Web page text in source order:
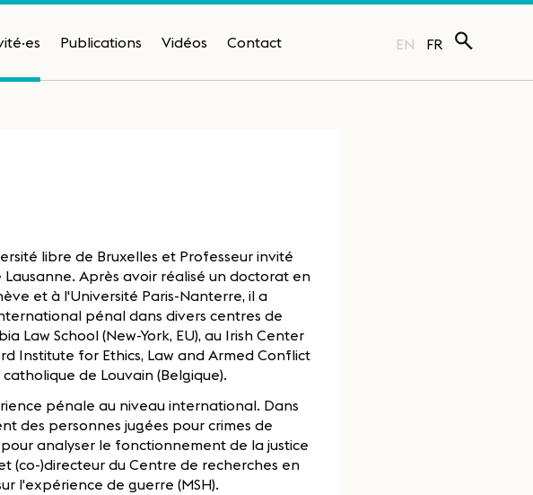
Publications Vidéos Contact EN FR
libre de Bruxelles et Professeur invité
Après avoir réalisé un doctorat en
et à l'Université Paris-Nanterre, il a
pénal dans divers centres de
Law School (New-York, EU), au Irish Center
Institute for Ethics, Law and Armed Conflict
catholique de Louvain (Belgique).
pénale au niveau international. Dans
des personnes jugées pour crimes de
analyser le fonctionnement de la justice
)directeur du Centre de recherches en
l'expérience de guerre (MSH).